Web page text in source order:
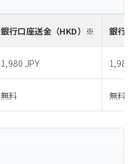
銀行口座送金 （HKD）※ 銀行
1,980 JPY 1,980
無料 無料